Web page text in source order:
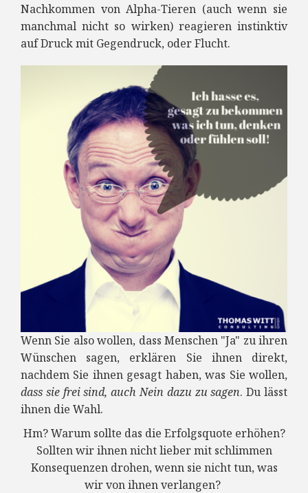
Nachkommen von Alpha-Tieren (auch wenn sie
manchmal nicht so wirken) reagieren instinktiv
auf Druck mit Gegendruck, oder Flucht.
Wenn Sie also wollen, dass Menschen "Ja" zu ihren
Wünschen sagen, erklären Sie ihnen direkt,
nachdem Sie ihnen gesagt haben, was Sie wollen,
dass sie frei sind, auch Nein dazu zu sagen. Du lässt
ihnen die Wahl.
Hm? Warum sollte das die Erfolgsquote erhöhen?
Sollten wir ihnen nicht lieber mit schlimmen
Konsequenzen drohen, wenn sie nicht tun, was
wir von ihnen verlangen?